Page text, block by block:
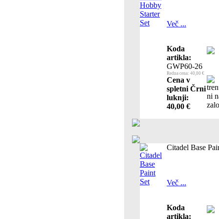
Več ...
Koda
artikla:
GWP60-26
Redna cena: 40,00 €
Cena v
spletni Črni
luknji:
40,00 €
Citadel Base
Več ...
Koda
artikla: